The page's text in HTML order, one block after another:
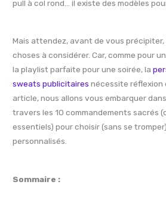
pull à col rond… il existe des modèles
Mais attendez, avant de vous
choses à considérer. Car, comme pour
la playlist parfaite pour une soirée, la
sweats publicitaires nécessite réflexion
article, nous allons vous embarquer
travers les 10 commandements sacrés
essentiels) pour choisir (sans se
personnalisés.
Sommaire :